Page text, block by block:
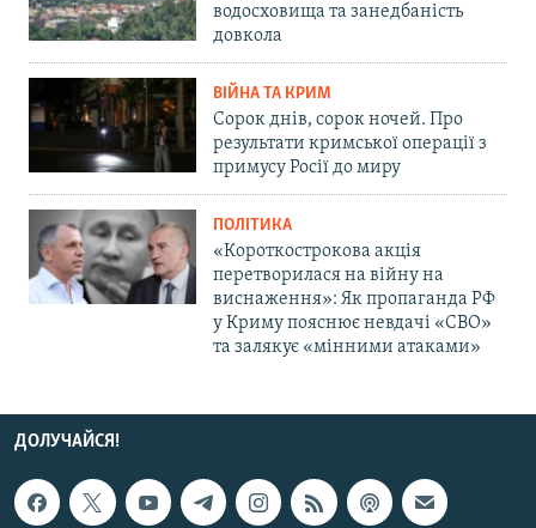
водосховища та занедбаність
довкола
ВІЙНА ТА КРИМ
Сорок днів, сорок ночей. Про
результати кримської операції з
примусу Росії до миру
ПОЛІТИКА
«Короткострокова акція
перетворилася на війну на
виснаження»: Як пропаганда РФ
у Криму пояснює невдачі «СВО»
та залякує «мінними атаками»
ДОЛУЧАЙСЯ!